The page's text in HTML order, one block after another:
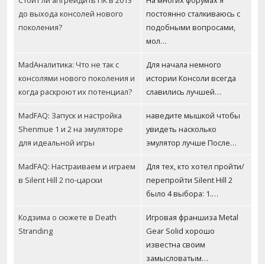
до выхода консолей нового
поколения?
постоянно сталкиваюсь с
подобными вопросами,
мол…
MadАналитика: Что не так с
консолями нового поколения и
когда раскроют их потенциал?
Для начала немного
истории Консоли всегда
славились лучшей…
MadFAQ: Запуск и настройка
Shenmue 1 и 2 на эмуляторе
для идеальной игры
наведите мышкой чтобы
увидеть насколько
эмулятор лучше После…
MadFAQ: Настраиваем и играем
в Silent Hill 2 по-царски
Для тех, кто хотел пройти/
перепройти Silent Hill 2
было 4 выбора: 1.…
Кодзима о сюжете в Death
Stranding
Игровая франшиза Metal
Gear Solid хорошо
известна своим
замысловатым…